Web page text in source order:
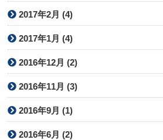
2017年2月 (4)
2017年1月 (4)
2016年12月 (2)
2016年11月 (3)
2016年9月 (1)
2016年6月 (2)